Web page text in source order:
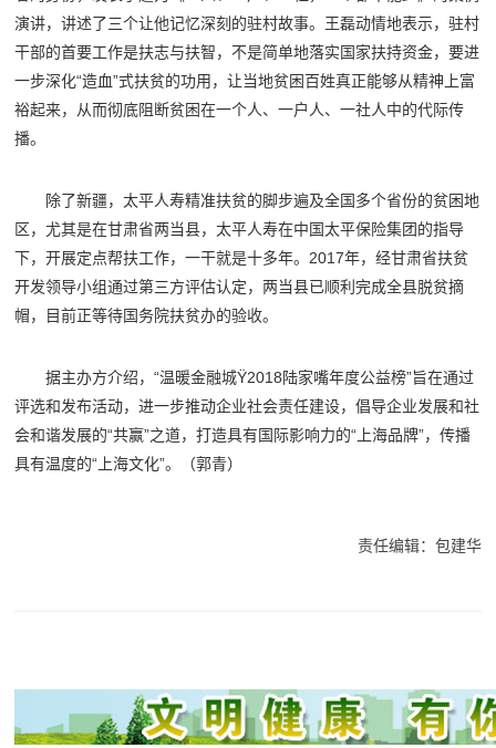
演讲，讲述了三个让他记忆深刻的驻村故事。王磊动情地表示，驻村
干部的首要工作是扶志与扶智，不是简单地落实国家扶持资金，要进
一步深化“造血”式扶贫的功用，让当地贫困百姓真正能够从精神上富
裕起来，从而彻底阻断贫困在一个人、一户人、一社人中的代际传
播。
除了新疆，太平人寿精准扶贫的脚步遍及全国多个省份的贫困地
区，尤其是在甘肃省两当县，太平人寿在中国太平保险集团的指导
下，开展定点帮扶工作，一干就是十多年。2017年，经甘肃省扶贫
开发领导小组通过第三方评估认定，两当县已顺利完成全县脱贫摘
帽，目前正等待国务院扶贫办的验收。
据主办方介绍，“温暖金融城Ÿ2018陆家嘴年度公益榜”旨在通过
评选和发布活动，进一步推动企业社会责任建设，倡导企业发展和社
会和谐发展的“共赢”之道，打造具有国际影响力的“上海品牌”，传播
具有温度的“上海文化”。（郭青）
责任编辑：包建华